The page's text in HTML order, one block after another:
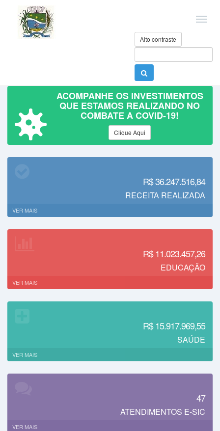
Alto contraste
ACOMPANHE OS INVESTIMENTOS
QUE ESTAMOS REALIZANDO NO
COMBATE A COVID-19!
Clique Aqui
R$ 36.247.516,84
RECEITA REALIZADA
VER MAIS
R$ 11.023.457,26
EDUCAÇÃO
VER MAIS
R$ 15.917.969,55
SAÚDE
VER MAIS
47
ATENDIMENTOS E-SIC
VER MAIS